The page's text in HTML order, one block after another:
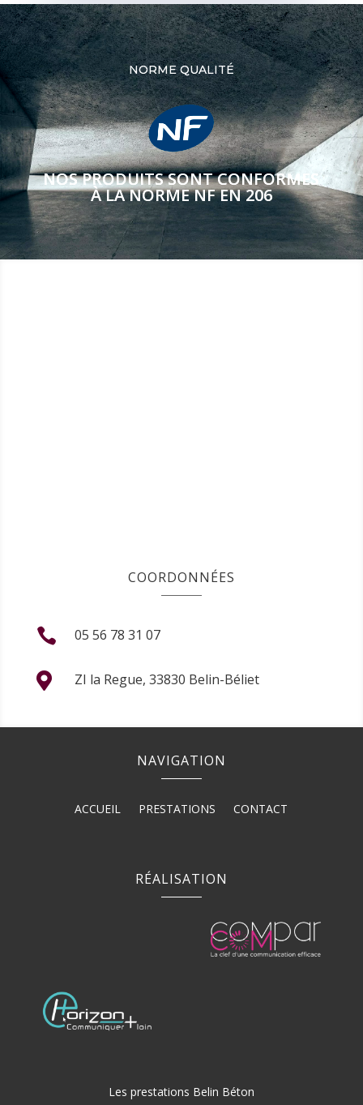
NORME QUALITÉ
NOS PRODUITS SONT CONFORMES
À LA NORME NF EN 206
COORDONNÉES
 05 56 78 31 07
 ZI la Regue, 33830 Belin-Béliet
NAVIGATION
ACCUEIL PRESTATIONS CONTACT
RÉALISATION
Les prestations Belin Béton